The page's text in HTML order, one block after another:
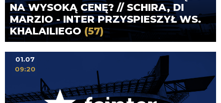
NA WYSOKĄ CENĘ? // SCHIRA, DI
MARZIO - INTER PRZYSPIESZYŁ WS.
KHALAILIEGO (57)
01.07
09:20